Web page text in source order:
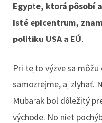
Egypte, ktorá pôsobí
isté epicentrum,
politiku USA a EÚ.
Pri tejto výzve sa môžu
samozrejme, aj zlyhať.
Mubarak bol dôležitý
východe. No niet